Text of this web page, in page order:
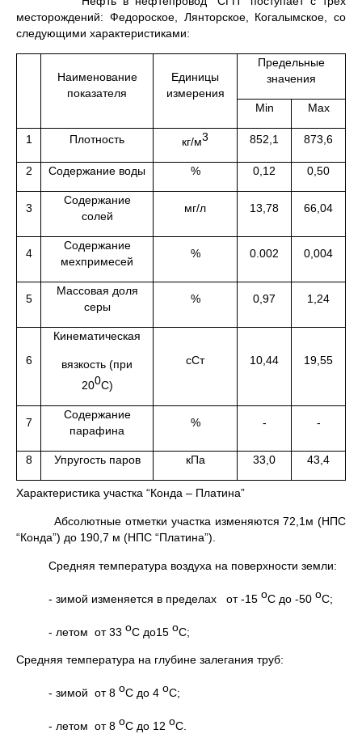
месторождений: Федороское, Лянторское, Когалымское, со
следующими характеристиками:
Наименование
показателя
Единицы
измерения
Предельные
значения
Min Max
1 Плотность кг/м3 852,1 873,6
2 Содержание воды % 0,12 0,50
3
Содержание
солей
мг/л 13,78 66,04
4
Содержание
мехпримесей
% 0.002 0,004
5
Массовая доля
серы
% 0,97 1,24
6
Кинематическая
вязкость (при
200С)
сСт 10,44 19,55
7
Содержание
парафина
% - -
8 Упругость паров кПа 33,0 43,4
Характеристика участка “Конда – Платина”
Абсолютные отметки участка изменяются 72,1м (НПС
“Конда”) до 190,7 м (НПС “Платина”).
Средняя температура воздуха на поверхности земли:
- зимой изменяется в пределах от -15 oC до -50 oC;
- летом от 33 oC до15 oC;
Средняя температура на глубине залегания труб:
- зимой от 8 oC до 4 oC;
- летом от 8 oC до 12 oC.